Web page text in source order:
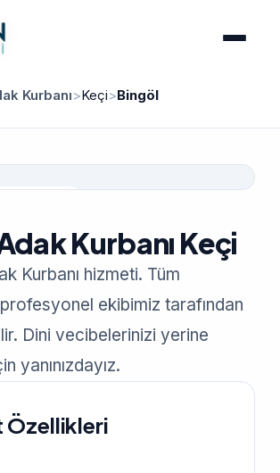
Kurbanı>Keçi>Bingöl
Kurbanı Keçi
Kurbanı hizmeti. Tüm
ekibimiz tarafından
Dini vecibelerinizi yerine
yanınızdayız.
Özellikleri